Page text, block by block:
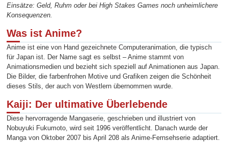
Einsätze: Geld, Ruhm oder bei High Stakes Games noch unheimlichere
Konsequenzen.
Was ist Anime?
Anime ist eine von Hand gezeichnete Computeranimation, die typisch
für Japan ist. Der Name sagt es selbst – Anime stammt von
Animationsmedien und bezieht sich speziell auf Animationen aus Japan.
Die Bilder, die farbenfrohen Motive und Grafiken zeigen die Schönheit
dieses Stils, der auch von Westlern übernommen wurde.
Kaiji: Der ultimative Überlebende
Diese hervorragende Mangaserie, geschrieben und illustriert von
Nobuyuki Fukumoto, wird seit 1996 veröffentlicht. Danach wurde der
Manga von Oktober 2007 bis April 208 als Anime-Fernsehserie adaptiert.